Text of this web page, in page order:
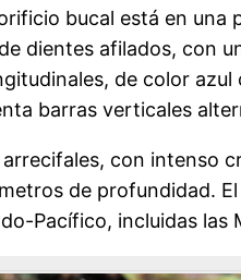
bucal está en una
dientes afilados, con
de color azul
barras verticales
con intenso
de profundidad.
Pacífico, incluidas las